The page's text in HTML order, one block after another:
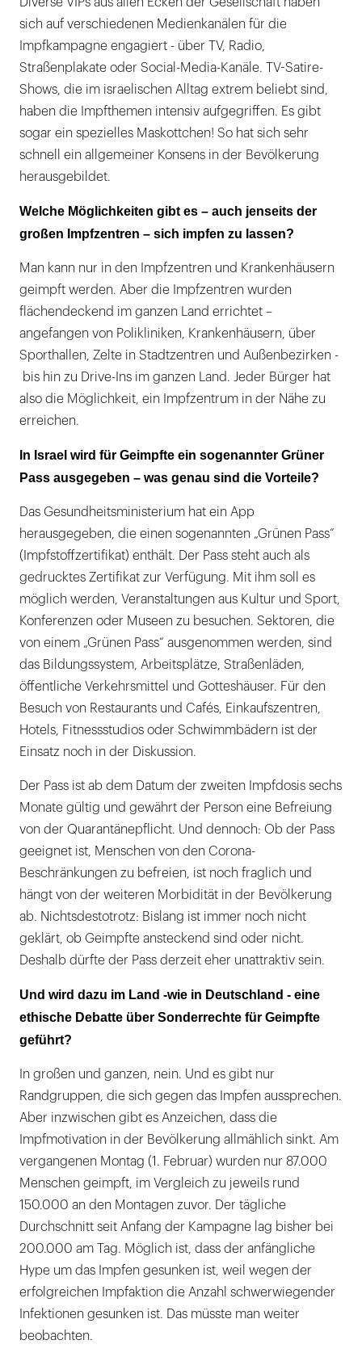
sich auf verschiedenen Medienkanälen für die
Impfkampagne engagiert - über TV, Radio,
Straßenplakate oder Social-Media-Kanäle. TV-Satire-
Shows, die im israelischen Alltag extrem beliebt sind,
haben die Impfthemen intensiv aufgegriffen. Es gibt
sogar ein spezielles Maskottchen! So hat sich sehr
schnell ein allgemeiner Konsens in der Bevölkerung
herausgebildet.
Welche Möglichkeiten gibt es – auch jenseits der
großen Impfzentren – sich impfen zu lassen?
Man kann nur in den Impfzentren und Krankenhäusern
geimpft werden. Aber die Impfzentren wurden
flächendeckend im ganzen Land errichtet –
angefangen von Polikliniken, Krankenhäusern, über
Sporthallen, Zelte in Stadtzentren und Außenbezirken -
bis hin zu Drive-Ins im ganzen Land. Jeder Bürger hat
also die Möglichkeit, ein Impfzentrum in der Nähe zu
erreichen.
In Israel wird für Geimpfte ein sogenannter Grüner
Pass ausgegeben – was genau sind die Vorteile?
Das Gesundheitsministerium hat ein App
herausgegeben, die einen sogenannten „Grünen Pass“
(Impfstoffzertifikat) enthält. Der Pass steht auch als
gedrucktes Zertifikat zur Verfügung. Mit ihm soll es
möglich werden, Veranstaltungen aus Kultur und Sport,
Konferenzen oder Museen zu besuchen. Sektoren, die
von einem „Grünen Pass“ ausgenommen werden, sind
das Bildungssystem, Arbeitsplätze, Straßenläden,
öffentliche Verkehrsmittel und Gotteshäuser. Für den
Besuch von Restaurants und Cafés, Einkaufszentren,
Hotels, Fitnessstudios oder Schwimmbädern ist der
Einsatz noch in der Diskussion.
Der Pass ist ab dem Datum der zweiten Impfdosis sechs
Monate gültig und gewährt der Person eine Befreiung
von der Quarantänepflicht. Und dennoch: Ob der Pass
geeignet ist, Menschen von den Corona-
Beschränkungen zu befreien, ist noch fraglich und
hängt von der weiteren Morbidität in der Bevölkerung
ab. Nichtsdestotrotz: Bislang ist immer noch nicht
geklärt, ob Geimpfte ansteckend sind oder nicht.
Deshalb dürfte der Pass derzeit eher unattraktiv sein.
Und wird dazu im Land -wie in Deutschland - eine
ethische Debatte über Sonderrechte für Geimpfte
geführt?
In großen und ganzen, nein. Und es gibt nur
Randgruppen, die sich gegen das Impfen aussprechen.
Aber inzwischen gibt es Anzeichen, dass die
Impfmotivation in der Bevölkerung allmählich sinkt. Am
vergangenen Montag (1. Februar) wurden nur 87.000
Menschen geimpft, im Vergleich zu jeweils rund
150.000 an den Montagen zuvor. Der tägliche
Durchschnitt seit Anfang der Kampagne lag bisher bei
200.000 am Tag. Möglich ist, dass der anfängliche
Hype um das Impfen gesunken ist, weil wegen der
erfolgreichen Impfaktion die Anzahl schwerwiegender
Infektionen gesunken ist. Das müsste man weiter
beobachten.